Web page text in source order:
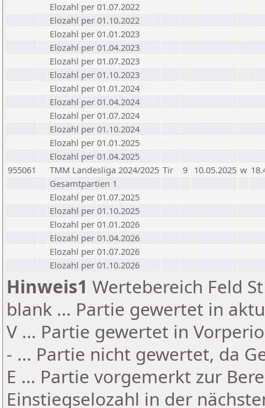
Elozahl per 01.07.2022
Elozahl per 01.10.2022
Elozahl per 01.01.2023
Elozahl per 01.04.2023
Elozahl per 01.07.2023
Elozahl per 01.10.2023
Elozahl per 01.01.2024
Elozahl per 01.04.2024
Elozahl per 01.07.2024
Elozahl per 01.10.2024
Elozahl per 01.01.2025
Elozahl per 01.04.2025
955061
TMM Landesliga 2024/2025 Tir 9 10.05.2025 w
Gesamtpartien 1
Elozahl per 01.07.2025
Elozahl per 01.10.2025
Elozahl per 01.01.2026
Elozahl per 01.04.2026
Elozahl per 01.07.2026
Elozahl per 01.10.2026
Hinweis1 Wertebereich Feld
blank ... Partie gewertet in
V ... Partie gewertet in
- ... Partie nicht gewertet, da
E ... Partie vorgemerkt zur
Einstiegselozahl in der